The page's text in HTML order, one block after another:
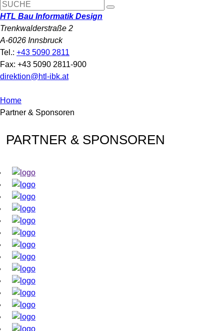
HTL Bau Informatik Design
Trenkwalderstraße 2
A-6026 Innsbruck
Tel.: +43 5090 2811
Fax: +43 5090 2811-900
direktion@htl-ibk.at
Home
Partner & Sponsoren
PARTNER & SPONSOREN